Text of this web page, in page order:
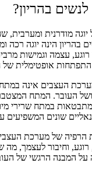
בהריון?
מודרנית ומערבית,
בהריון הינה יוגה רכה
רוגע, עצמה וגמישות
אופטימלית של
העצבים אינה במתח,
העובר. המתח המצטבר
במתח שרירי
שונים המשפיעים
הרפיה של מערכת
רוגע, וחיבור לעצמך,
על המבנה הרגשי של